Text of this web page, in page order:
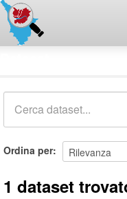
Ordina per
1 dataset